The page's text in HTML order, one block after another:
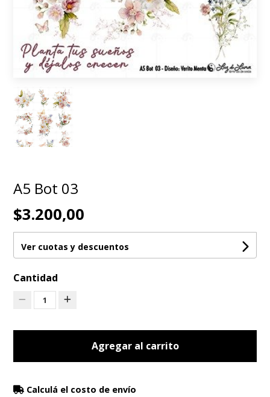
A5 Bot 03
$3.200,00
Ver cuotas y descuentos
Cantidad
1
Agregar al carrito
Calculá el costo de envío